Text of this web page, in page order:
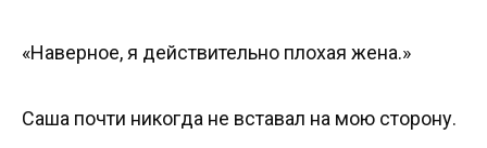
«Наверное, я действительно плохая жена.»
Саша почти никогда не вставал на мою сторону.